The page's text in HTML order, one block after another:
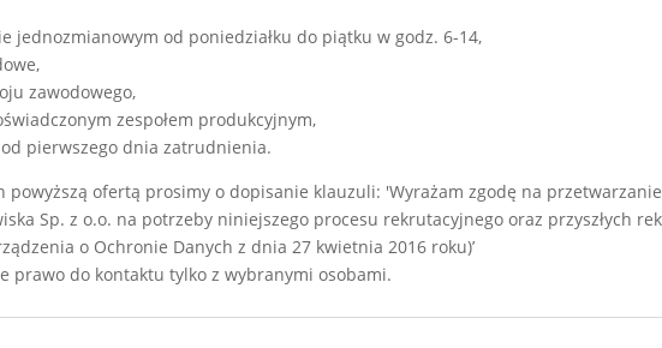
jednozmianowym od poniedziałku do piątku w godz. 6-14,
zawodowego,
zespołem produkcyjnym,
pierwszego dnia zatrudnienia.
powyższą ofertą prosimy o dopisanie klauzuli: 'Wyrażam zgodę na
Sp. z o.o. na potrzeby niniejszego procesu rekrutacyjnego oraz przyszłych
o Ochronie Danych z dnia 27 kwietnia 2016 roku)’
prawo do kontaktu tylko z wybranymi osobami.